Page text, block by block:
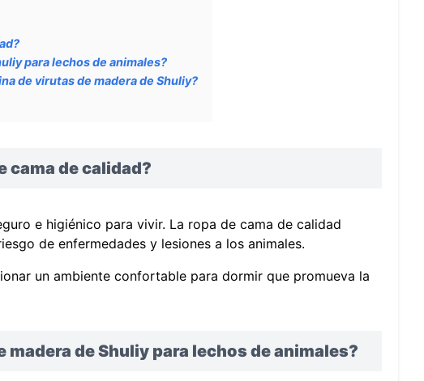
para lechos de animales?
de virutas de madera de Shuliy?
cama de calidad?
e higiénico para vivir. La ropa de cama de calidad
de enfermedades y lesiones a los animales.
un ambiente confortable para dormir que promueva la
de Shuliy para lechos de animales?